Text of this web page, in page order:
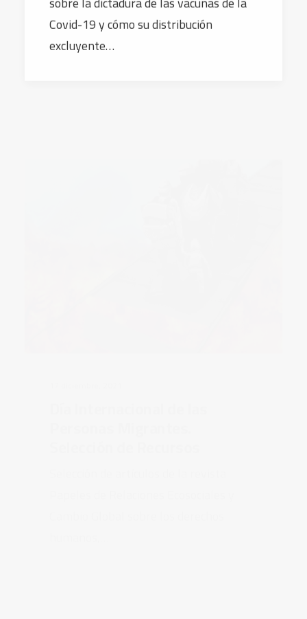
Covid-19 y cómo su distribución
excluyente…